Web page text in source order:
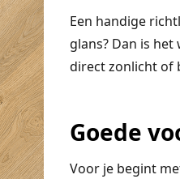
Een handige
glans? Dan is
direct zonlicht of
Goede
Voor je begint